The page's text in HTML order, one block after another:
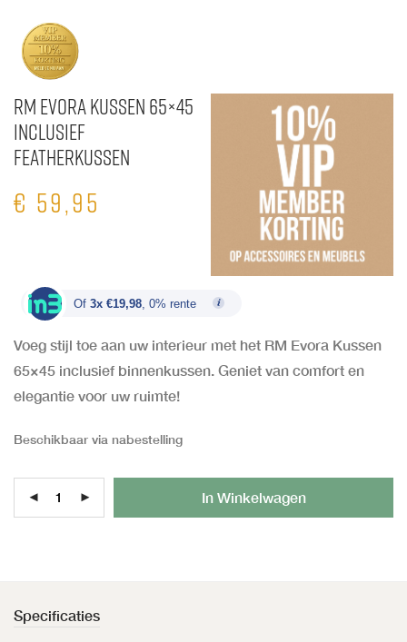
RM Evora Kussen 65×45
inclusief
Featherkussen
€ 59,95
Of 3x €19,98 , 0% rente
Voeg stijl toe aan uw interieur met het RM Evora Kussen
65×45 inclusief binnenkussen. Geniet van comfort en
elegantie voor uw ruimte!
Beschikbaar via nabestelling
In Winkelwagen
Specificaties